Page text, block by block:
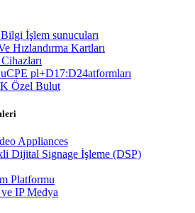
İşlem sunucuları
Hızlandırma Kartları
pl+D17:D24atformları
Özel Bulut
Appliances
Dijital Signage İşleme (DSP)
Platformu
IP Medya